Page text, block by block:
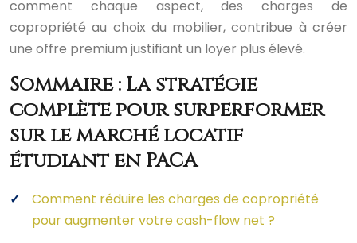
comment chaque aspect, des charges de
copropriété au choix du mobilier, contribue à créer
une offre premium justifiant un loyer plus élevé.
Sommaire : La stratégie
complète pour surperformer
sur le marché locatif
étudiant en PACA
Comment réduire les charges de copropriété
pour augmenter votre cash-flow net ?